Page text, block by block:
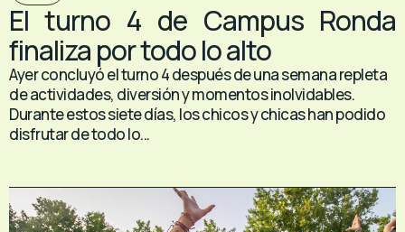
El turno 4 de Campus Ronda
finaliza por todo lo alto
Ayer concluyó el turno 4 después de una semana repleta
de actividades, diversión y momentos inolvidables.
Durante estos siete días, los chicos y chicas han podido
disfrutar de todo lo...